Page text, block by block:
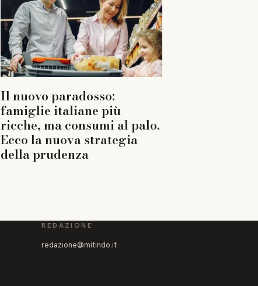
Il nuovo paradosso:
famiglie italiane più
ricche, ma consumi al palo.
Ecco la nuova strategia
della prudenza
REDAZIONE
redazione@mitindo.it